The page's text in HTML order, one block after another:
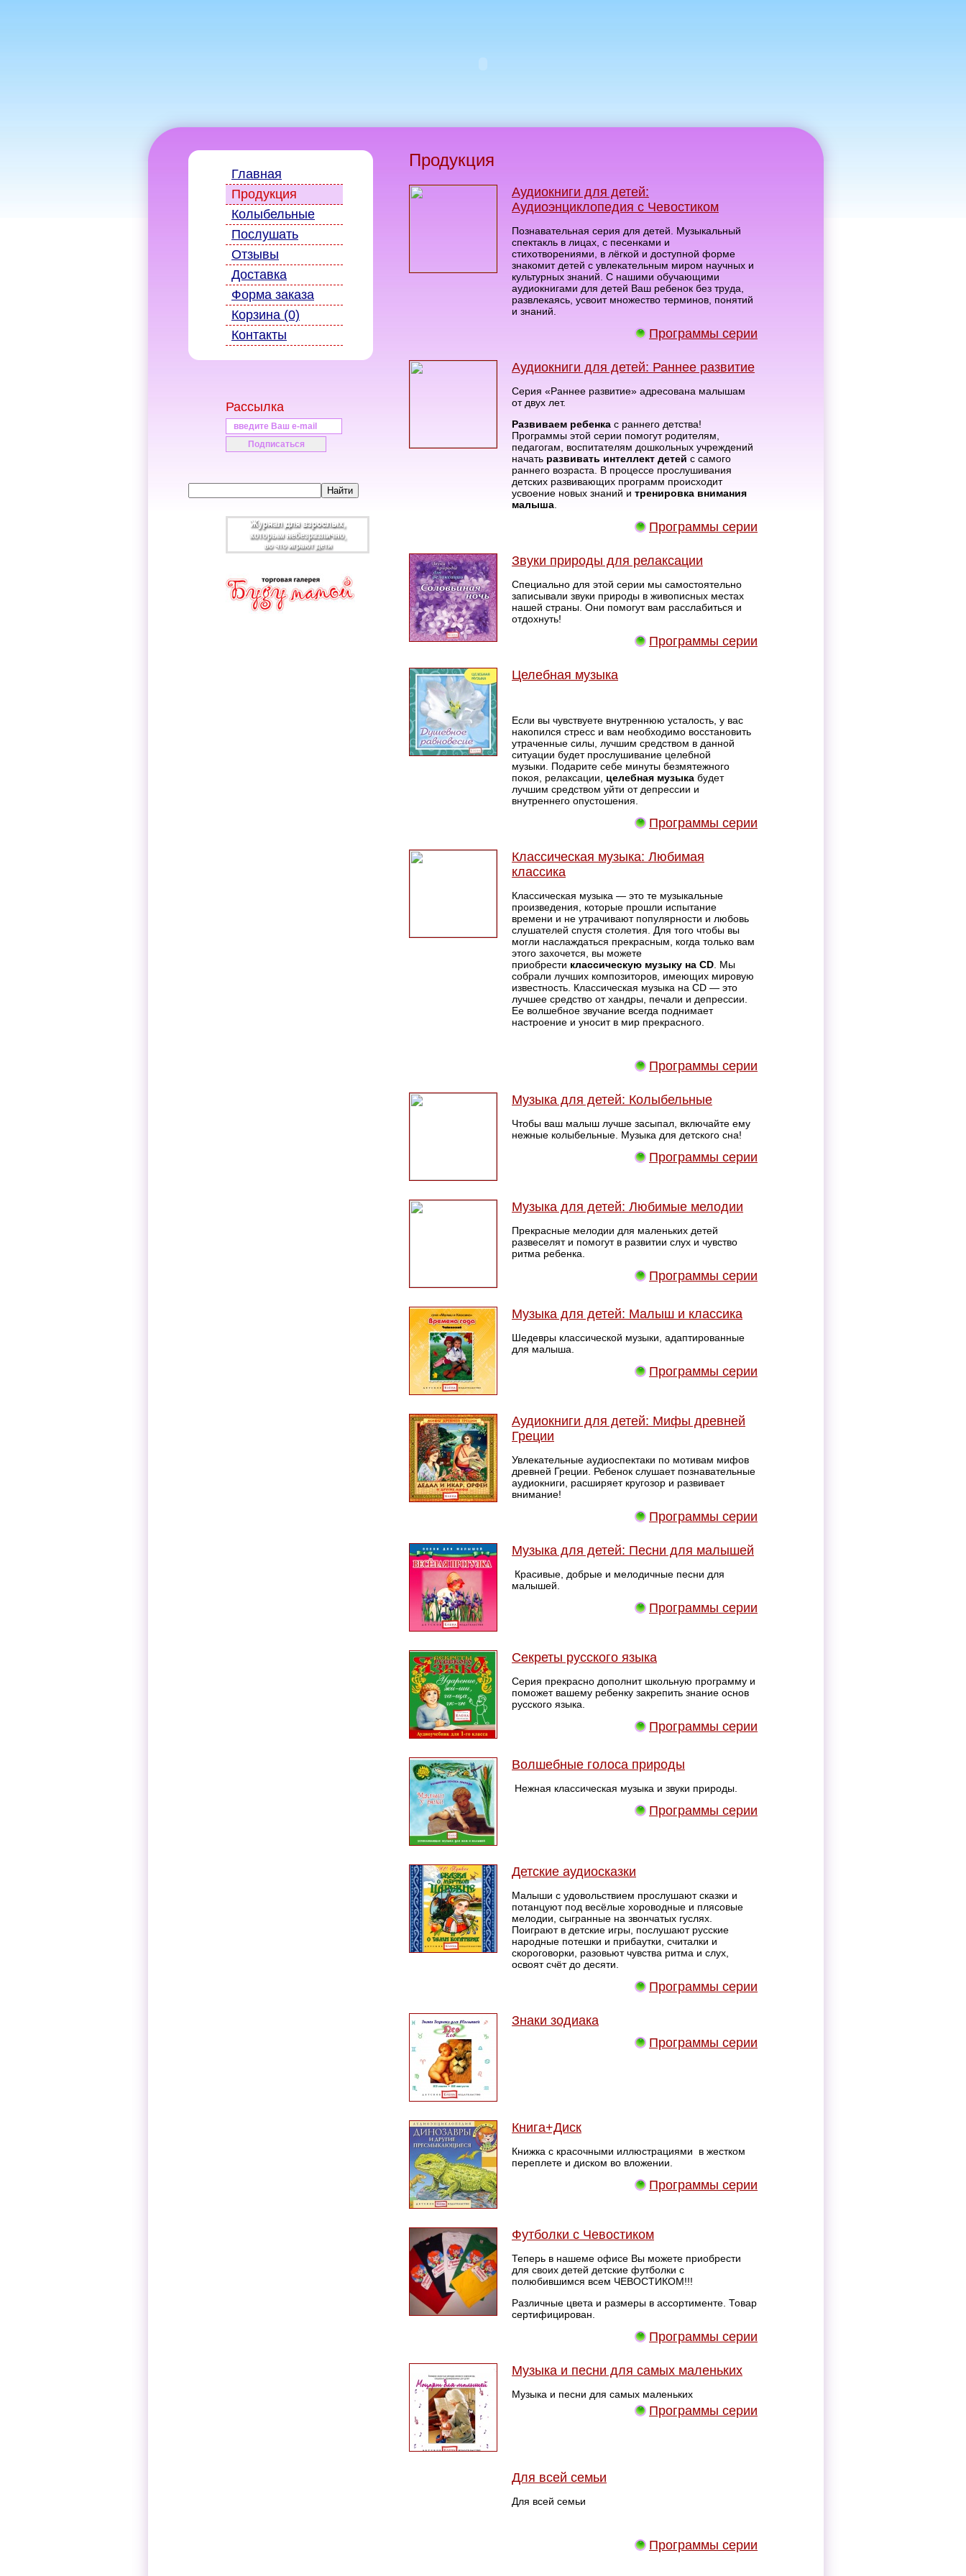
Главная
Продукция
Колыбельные
Послушать
Отзывы
Доставка
Форма заказа
Корзина (0)
Контакты
Рассылка
Продукция
Аудиокниги для детей:
Аудиоэнциклопедия с Чевостиком
Познавательная серия для детей. Музыкальный
спектакль в лицах, с песенками и
стихотворениями, в лёгкой и доступной форме
знакомит детей с увлекательным миром научных и
культурных знаний. С нашими обучающими
аудиокнигами для детей Ваш ребенок без труда,
развлекаясь, усвоит множество терминов, понятий
и знаний.
Программы серии
Аудиокниги для детей: Раннее развитие
Серия «Раннее развитие» адресована малышам
от двух лет.
Развиваем ребенка с раннего детства!
Программы этой серии помогут родителям,
педагогам, воспитателям дошкольных учреждений
начать развивать интеллект детей с самого
раннего возраста. В процессе прослушивания
детских развивающих программ происходит
усвоение новых знаний и тренировка внимания
малыша
Программы серии
Звуки природы для релаксации
Специально для этой серии мы самостоятельно
записывали звуки природы в живописных местах
нашей страны. Они помогут вам расслабиться и
отдохнуть!
Программы серии
Целебная музыка
Если вы чувствуете внутреннюю усталость, у вас
накопился стресс и вам необходимо восстановить
утраченные силы, лучшим средством в данной
ситуации будет прослушивание целебной
музыки. Подарите себе минуты безмятежного
покоя, релаксации, целебная музыка будет
лучшим средством уйти от депрессии и
внутреннего опустошения.
Программы серии
Классическая музыка: Любимая
классика
Классическая музыка — это те музыкальные
произведения, которые прошли испытание
времени и не утрачивают популярности и любовь
слушателей спустя столетия. Для того чтобы вы
могли наслаждаться прекрасным, когда только вам
этого захочется, вы можете
приобрести классическую музыку на CD . Мы
собрали лучших композиторов, имеющих мировую
известность. Классическая музыка на CD — это
лучшее средство от хандры, печали и депрессии.
Ее волшебное звучание всегда поднимает
настроение и уносит в мир прекрасного.
Программы серии
Музыка для детей: Колыбельные
Чтобы ваш малыш лучше засыпал, включайте ему
нежные колыбельные. Музыка для детского сна!
Программы серии
Музыка для детей: Любимые мелодии
Прекрасные мелодии для маленьких детей
развеселят и помогут в развитии слух и чувство
ритма ребенка.
Программы серии
Музыка для детей: Малыш и классика
Шедевры классической музыки, адаптированные
для малыша.
Программы серии
Аудиокниги для детей: Мифы древней
Греции
Увлекательные аудиоспектаки по мотивам мифов
древней Греции. Ребенок слушает познавательные
аудиокниги, расширяет кругозор и развивает
внимание!
Программы серии
Музыка для детей: Песни для малышей
Красивые, добрые и мелодичные песни для
малышей.
Программы серии
Секреты русского языка
Серия прекрасно дополнит школьную программу и
поможет вашему ребенку закрепить знание основ
русского языка.
Программы серии
Волшебные голоса природы
Нежная классическая музыка и звуки природы.
Программы серии
Детские аудиосказки
Малыши с удовольствием прослушают сказки и
потанцуют под весёлые хороводные и плясовые
мелодии, сыгранные на звончатых гуслях.
Поиграют в детские игры, послушают русские
народные потешки и прибаутки, считалки и
скороговорки, разовьют чувства ритма и слух,
освоят счёт до десяти.
Программы серии
Знаки зодиака
Программы серии
Книга+Диск
Книжка с красочными иллюстрациями в жестком
переплете и диском во вложении.
Программы серии
Футболки с Чевостиком
Теперь в нашеме офисе Вы можете приобрести
для своих детей детские футболки с
полюбившимся всем ЧЕВОСТИКОМ!!!
Различные цвета и размеры в ассортименте. Товар
сертифицирован.
Программы серии
Музыка и песни для самых маленьких
Музыка и песни для самых маленьких
Программы серии
Для всей семьи
Для всей семьи
Программы серии